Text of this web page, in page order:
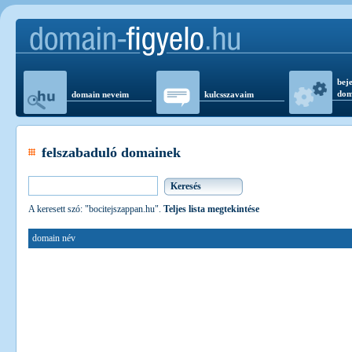
domain neveim kulcsszavaim
felszabaduló domainek
A keresett szó: "bocitejszappan.hu". Teljes lista megtekintése
domain név